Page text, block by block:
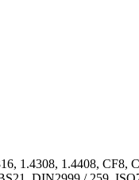
1.4308, 1.4408, CF8,